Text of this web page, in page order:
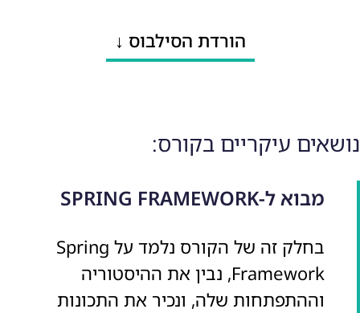
הורדת הסילבוס ↓
נושאים עיקריים בקורס:
מבוא ל-SPRING FRAMEWORK
בחלק זה של הקורס נלמד על Spring
Framework, נבין את ההיסטוריה
וההתפתחות שלה, ונכיר את התכונות